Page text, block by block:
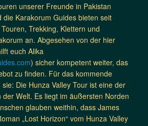
unserer Freunde in Pakistan
die Karakorum Guides bieten seit
Trekking, Klettern und
an. Abgesehen von der hier
euch Alika
) sicher kompetent weiter, das
zu finden. Für das kommende
Die Hunza Valley Tour ist eine der
Welt. Es liegt im äußersten Norden
glauben weithin, dass James
„Lost Horizon“ vom Hunza Valley